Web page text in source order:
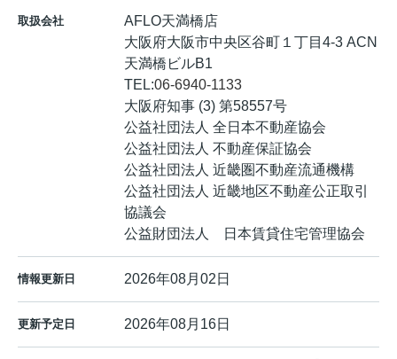
取扱会社
AFLO天満橋店
大阪府大阪市中央区谷町１丁目4-3 ACN
天満橋ビルB1
TEL:06-6940-1133
大阪府知事 (3) 第58557号
公益社団法人 全日本不動産協会
公益社団法人 不動産保証協会
公益社団法人 近畿圏不動産流通機構
公益社団法人 近畿地区不動産公正取引
協議会
公益財団法人 日本賃貸住宅管理協会
情報更新日 2026年08月02日
更新予定日 2026年08月16日